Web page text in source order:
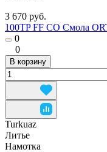
3 670 руб.
100TP FF CO Смола
0
0
В корзину
Turkuaz
Литье
Намотка